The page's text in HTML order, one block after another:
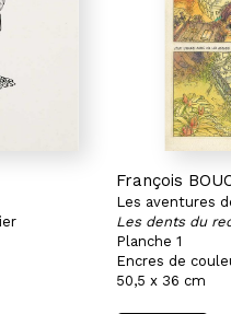
François
Les aventures
Les dents du
Planche 1
Encres de
50,5 x 36 cm